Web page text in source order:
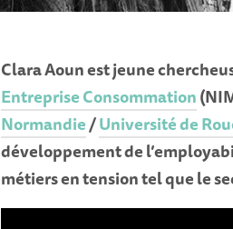
Clara Aoun est jeune
Entreprise Consommation
Normandie/Université de
développement de
métiers en tension tel que le